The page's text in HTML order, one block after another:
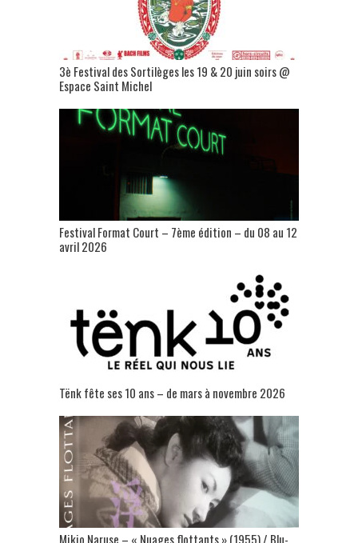
3è Festival des Sortilèges les 19 & 20 juin soirs @
Espace Saint Michel
Festival Format Court – 7ème édition – du 08 au 12
avril 2026
Tënk fête ses 10 ans – de mars à novembre 2026
Mikio Naruse – « Nuages flottants » (1955) / Blu-